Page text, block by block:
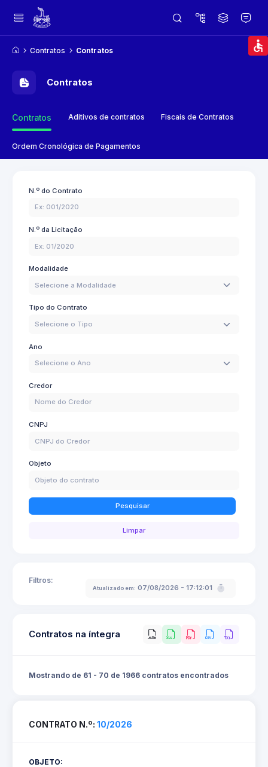
Contratos Contratos
Contratos
Contratos Aditivos de contratos Fiscais de Contratos
Ordem Cronológica de Pagamentos
N.º do Contrato
N.º da Licitação
Modalidade
Selecione a Modalidade
Tipo do Contrato
Selecione o Tipo
Ano
Selecione o Ano
Credor
CNPJ
Objeto
Pesquisar
Limpar
Filtros:
Atualizado em: 07/08/2026 - 17:12:01
Contratos na íntegra
Mostrando de 61 - 70 de 1966 contratos encontrados
CONTRATO N.º: 10/2026
OBJETO: